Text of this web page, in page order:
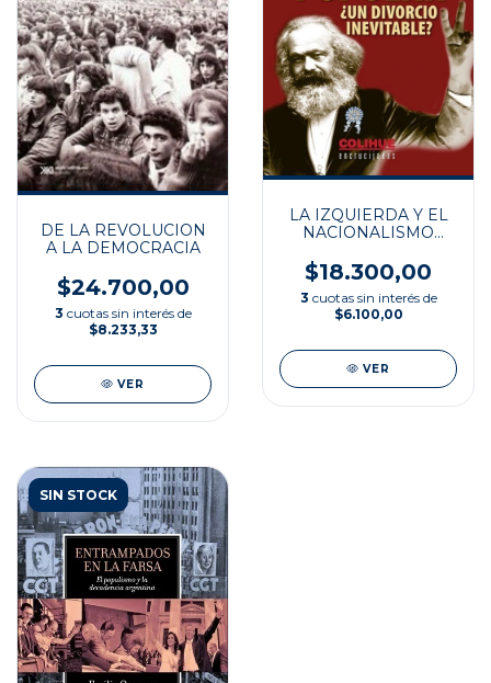
DE LA REVOLUCION
A LA DEMOCRACIA
$24.700,00
3 cuotas sin interés de
$8.233,33
VER
LA IZQUIERDA Y EL
NACIONALISMO
$18.300,00
3 cuotas sin interés de
$6.100,00
VER
SIN STOCK